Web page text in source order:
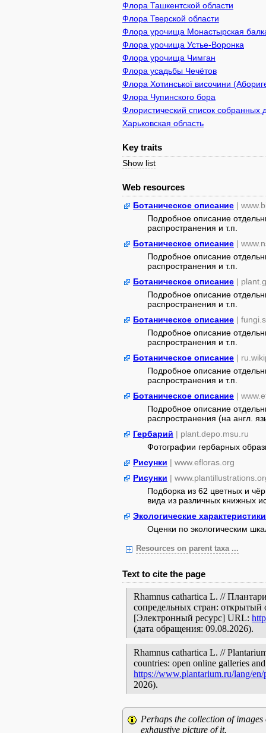
Флора Ташкентской области
Флора Тверской области
Флора урочища Монастырская
Флора урочища Устье-Воронка
Флора урочища Чимган
Флора усадьбы Чечётов
Флора Хотинської височини
Флора Чупинского бора
Флористический список собранных
Харьковская область
Key traits
Show list
Web resources
Ботаническое описание |
Подробное описание
распространения и т.п.
Ботаническое описание |
Подробное описание
распространения и т.п.
Ботаническое описание |
Подробное описание
распространения и т.п.
Ботаническое описание |
Подробное описание
распространения и т.п.
Ботаническое описание |
Подробное описание
распространения и т.п.
Ботаническое описание |
Подробное описание
распространения (на англ.
Гербарий | plant.depo.msu.ru
Фотографии гербарных
Рисунки | www.efloras.org
Рисунки |
Подборка из 62 цветных и
вида из различных книжных
Экологические характеристики
Оценки по экологическим
Resources on parent taxa ...
Text to cite the page
Rhamnus cathartica L. //
сопредельных стран: открытый
[Электронный ресурс] URL:
(дата обращения: 09.08.2026).
Rhamnus cathartica L. //
countries: open online galleries
https://www.plantarium.ru/lang/
2026).
Perhaps the collection of
exhaustive picture of it.